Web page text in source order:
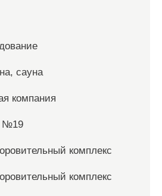
сауна
компания
№19
комплекс
комплекс